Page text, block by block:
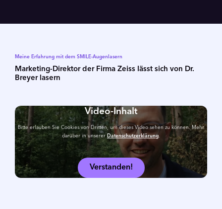
Meine Erfahrung mit dem SMILE-Augenlasern
Marketing-Direktor der Firma Zeiss lässt sich von Dr.
Breyer lasern
Video-Inhalt
Bitte erlauben Sie Cookies von Dritten, um dieses Video sehen zu können. Mehr
darüber in unserer Datenschutzerklärung
Verstanden!